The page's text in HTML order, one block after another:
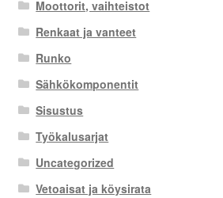
Moottorit, vaihteistot
Renkaat ja vanteet
Runko
Sähkökomponentit
Sisustus
Työkalusarjat
Uncategorized
Vetoaisat ja köysirata